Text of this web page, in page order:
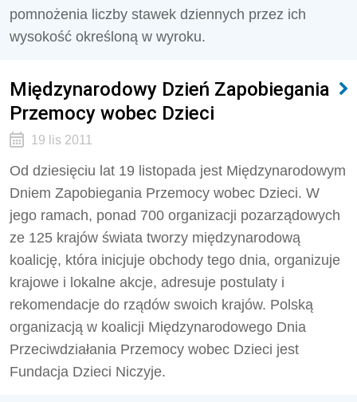
pomnożenia liczby stawek dziennych przez ich
wysokość określoną w wyroku.
Międzynarodowy Dzień Zapobiegania
Przemocy wobec Dzieci
19 lis 2011
Od dziesięciu lat 19 listopada jest Międzynarodowym
Dniem Zapobiegania Przemocy wobec Dzieci. W
jego ramach, ponad 700 organizacji pozarządowych
ze 125 krajów świata tworzy międzynarodową
koalicję, która inicjuje obchody tego dnia, organizuje
krajowe i lokalne akcje, adresuje postulaty i
rekomendacje do rządów swoich krajów. Polską
organizacją w koalicji Międzynarodowego Dnia
Przeciwdziałania Przemocy wobec Dzieci jest
Fundacja Dzieci Niczyje.